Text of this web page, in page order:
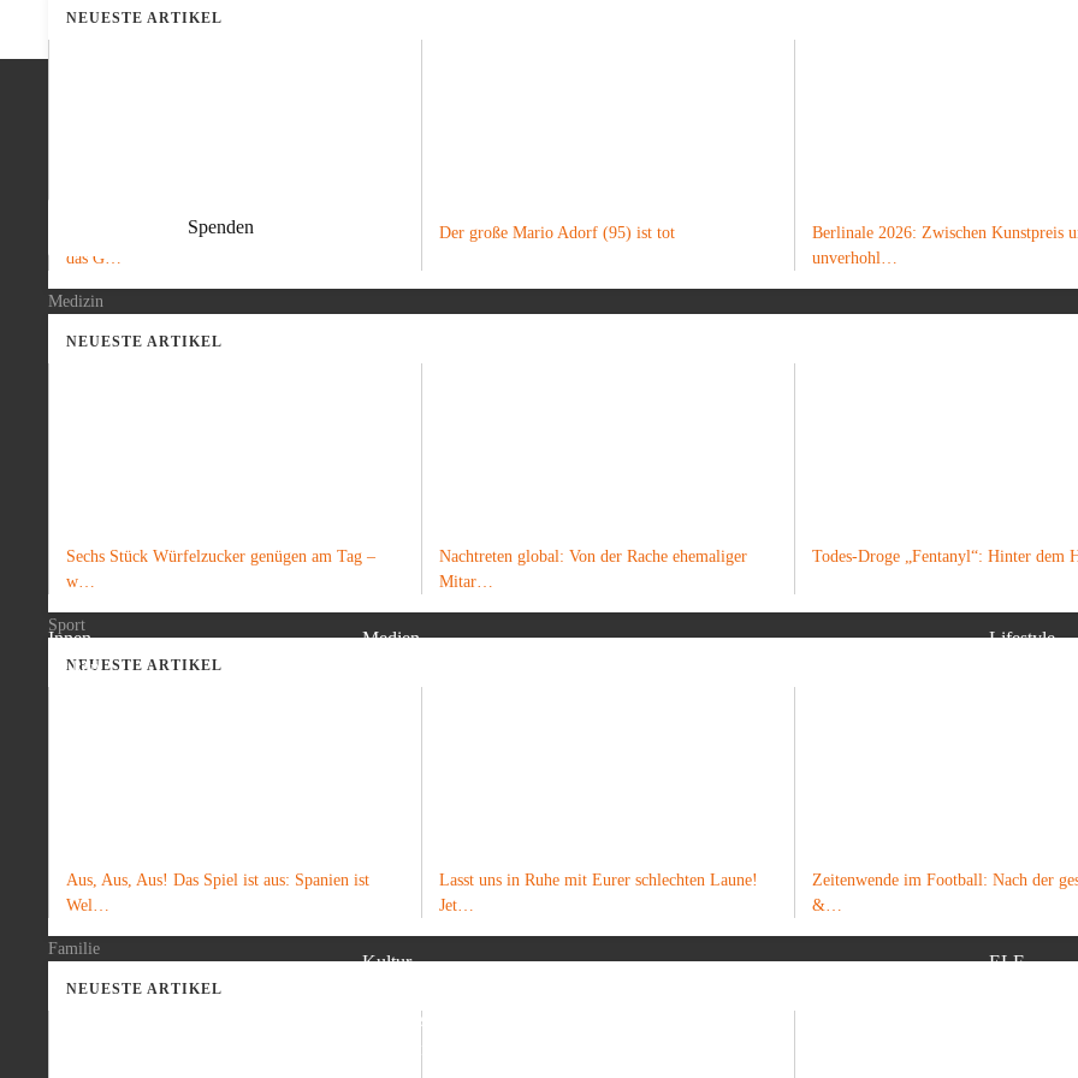
NEUESTE ARTIKEL
„Das Mädchen in Blau“: Von einem Autor, der
das G…
Der große Mario Adorf (95) ist tot
Berlinale 2026: Zwischen Kunstpreis
unverhohl…
Medizin
NEUESTE ARTIKEL
Sechs Stück Würfelzucker genügen am Tag –
w…
Nachtreten global: Von der Rache ehemaliger
Mitar…
Todes-Droge „Fentanyl“: Hinter dem
Sport
NEUESTE ARTIKEL
Aus, Aus, Aus! Das Spiel ist aus: Spanien ist
Wel…
Lasst uns in Ruhe mit Eurer schlechten Laune!
Jet…
Zeitenwende im Football: Nach der
&…
Familie
NEUESTE ARTIKEL
Spenden
POLITIK
Innen
Außen
WIRTSCHAFT
Medien
WISSENSCHAFT
Lifestyle
WELT NATUR & HEIMAT
Kultur
Volksfeste
MEDIZIN SPORT
ELF